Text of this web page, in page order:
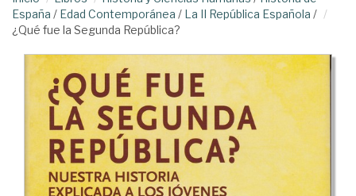
España / Edad Contemporánea / La II República Española /
¿Qué fue la Segunda República?